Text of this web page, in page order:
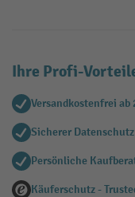
Ihre Profi-
Versandkostenfrei ab
Sicherer Datenschutz
Persönliche
Käuferschutz -